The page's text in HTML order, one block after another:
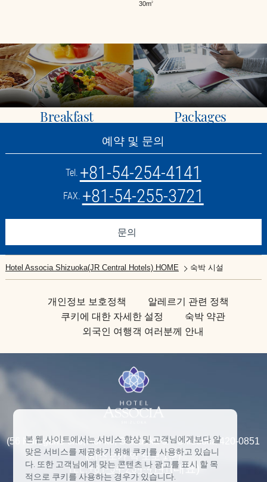
30m2
Breakfast Packages
예약 및 문의
Tel. +81-54-254-4141
FAX. +81-54-255-3721
문의
Hotel Associa Shizuoka(JR Central Hotels) HOME 숙박 시설
개인정보 보호정책
알레르기 관련 정책
쿠키에 대한 자세한 설정
숙박 약관
외국인 여행객 여러분께 안내
(56 Kurogane-cho, Aoi-ku, Shizuoka-shi Shizuoka 420-0851
(시즈오카 역 도보 1분)
TEL:+81-54-254-4141(대표)
본 웹 사이트에서는 서비스 향상 및 고객님에게보다 알
맞은 서비스를 제공하기 위해 쿠키를 사용하고 있습니
다. 또한 고객님에게 맞는 콘텐츠 나 광고를 표시 할 목
적으로 쿠키를 사용하는 경우가 있습니다.